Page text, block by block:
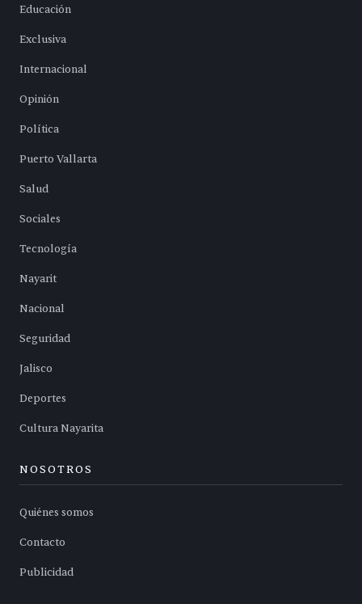
Educación
Exclusiva
Internacional
Opinión
Política
Puerto Vallarta
Salud
Sociales
Tecnología
Nayarit
Nacional
Seguridad
Jalisco
Deportes
Cultura Nayarita
NOSOTROS
Quiénes somos
Contacto
Publicidad